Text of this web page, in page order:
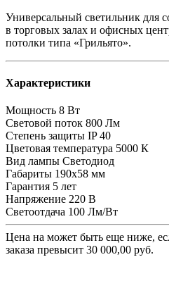
Универсальный светильник для
в торговых залах и офисных
потолки типа «Грильято».
Характеристики
Мощность 8 Вт
Световой поток 800 Лм
Степень защиты IP 40
Цветовая температура 5000 К
Вид лампы Светодиод
Габариты 190х58 мм
Гарантия 5 лет
Напряжение 220 В
Светоотдача 100 Лм/Вт
Цена на может быть еще ниже,
заказа превысит 30 000,00 руб.